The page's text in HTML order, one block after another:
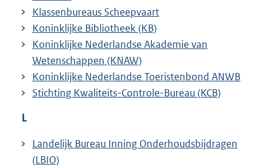
Klassenbureaus Scheepvaart
Koninklijke Bibliotheek (KB)
Koninklijke Nederlandse Akademie van
Wetenschappen (KNAW)
Koninklijke Nederlandse Toeristenbond ANWB
Stichting Kwaliteits-Controle-Bureau (KCB)
L
Landelijk Bureau Inning Onderhoudsbijdragen
(LBIO)